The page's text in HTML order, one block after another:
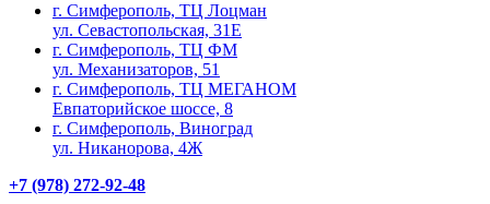
г. Симферополь, ТЦ Лоцман
ул. Севастопольская, 31Е
г. Симферополь, ТЦ ФМ
ул. Механизаторов, 51
г. Симферополь, ТЦ МЕГАНОМ
Евпаторийское шоссе, 8
г. Симферополь, Виноград
ул. Никанорова, 4Ж
+7 (978) 272-92-48